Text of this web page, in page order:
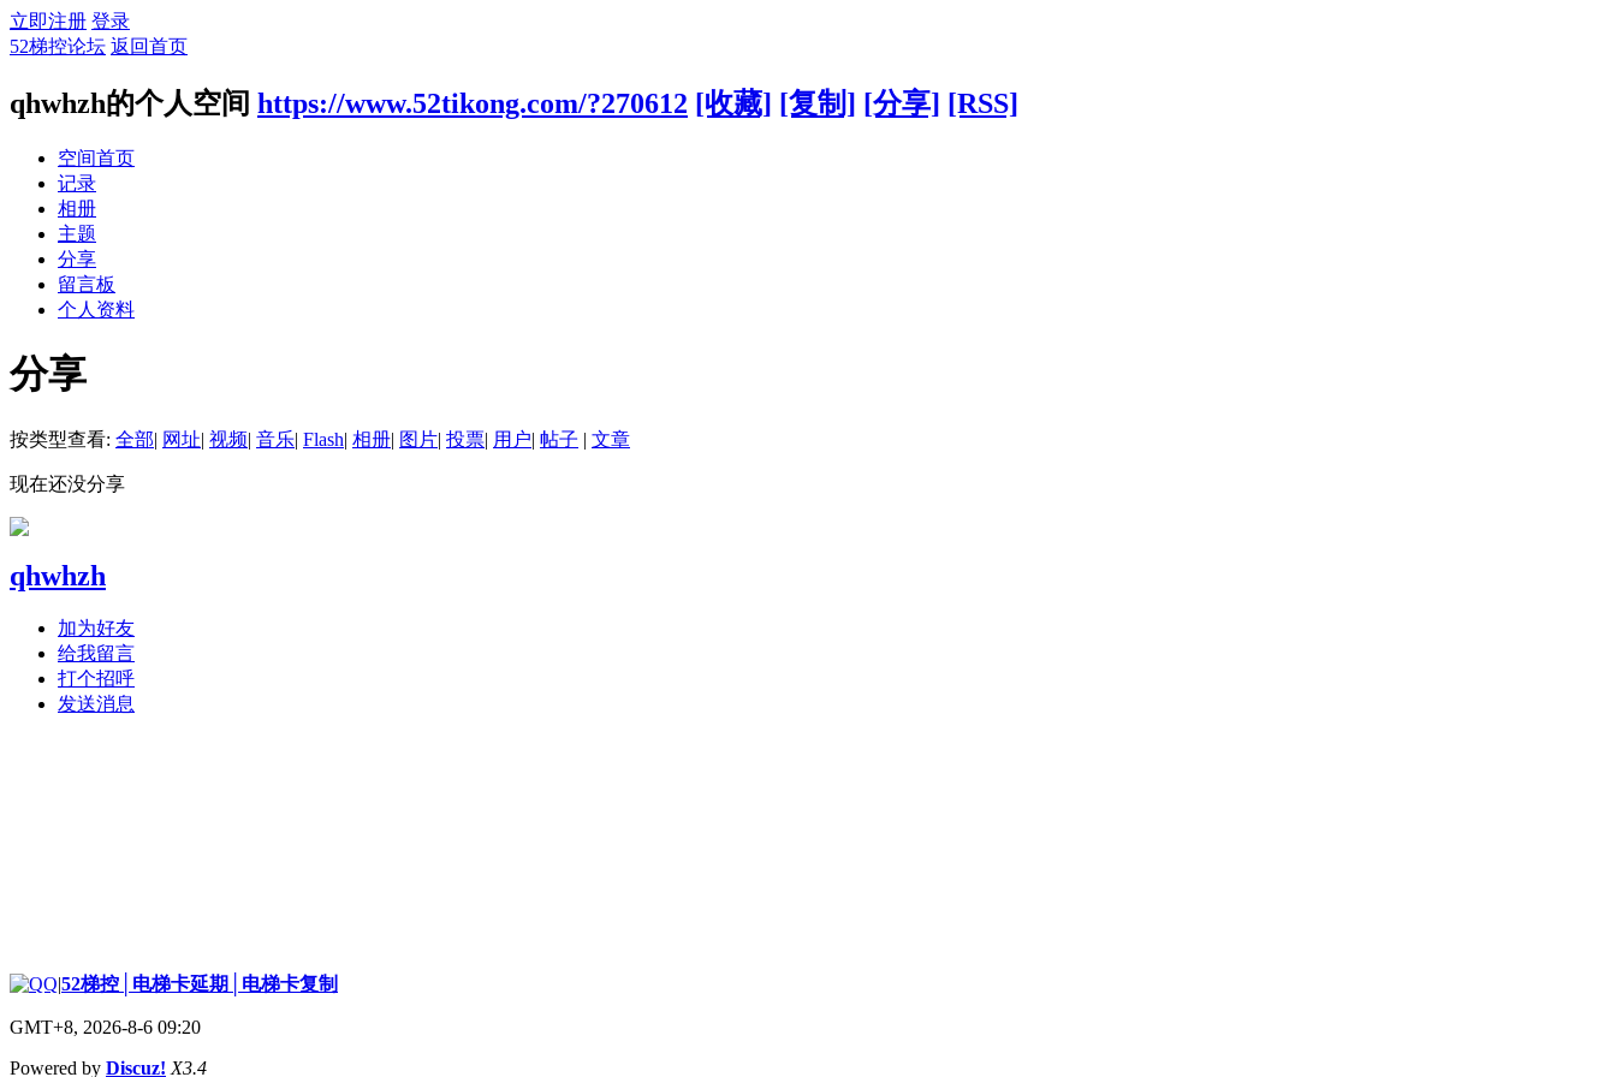
立即注册 登录
52梯控论坛 返回首页
qhwhzh的个人空间 https://www.52tikong.com/?270612 [收藏] [复制] [分享] [RSS]
空间首页
记录
相册
主题
分享
留言板
个人资料
分享
按类型查看: 全部| 网址| 视频| 音乐| Flash| 相册| 图片| 投票| 用户| 帖子 | 文章
现在还没分享
qhwhzh
加为好友
给我留言
打个招呼
发送消息
|52梯控│电梯卡延期│电梯卡复制
GMT+8, 2026-8-6 09:20
Powered by Discuz! X3.4